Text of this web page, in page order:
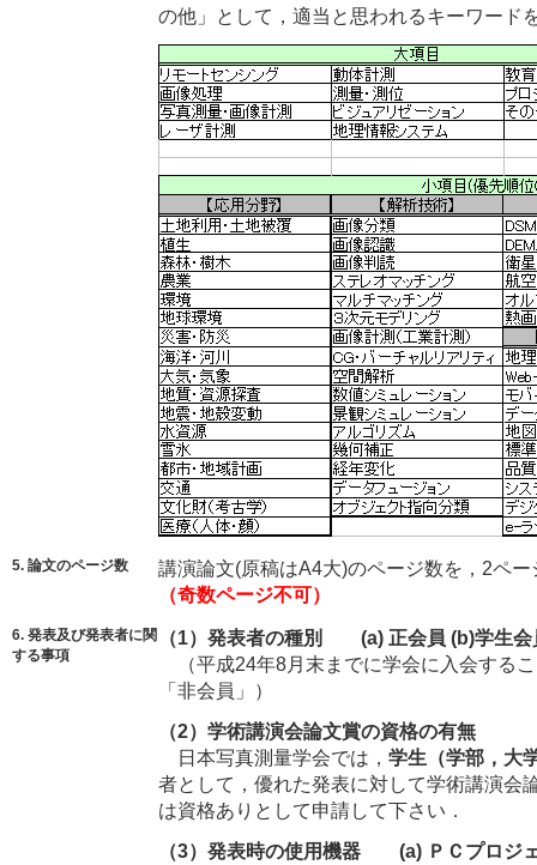
の他」として，適当と思われるキーワード
5. 論文のページ数
講演論文(原稿はA4大)のページ数を，2ペ
（奇数ページ不可）
6. 発表及び発表者に関
する事項
（1）発表者の種別 (a) 正会員 (b)学生会
（平成24年8月末までに学会に入会する
「非会員」）
（2）学術講演会論文賞の資格の有
日本写真測量学会では， 学生（学部，大
者として，優れた発表に対して学術講演会
は資格ありとして申請して下さい．
（3）発表時の使用機器 (a) ＰＣプロジ